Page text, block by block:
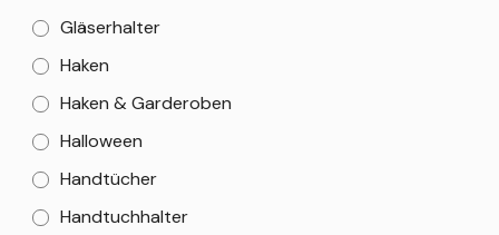
Gläserhalter
Haken
Haken & Garderoben
Halloween
Handtücher
Handtuchhalter